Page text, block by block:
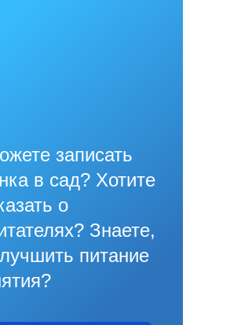
записать
в сад? Хотите
о
Знаете,
питание